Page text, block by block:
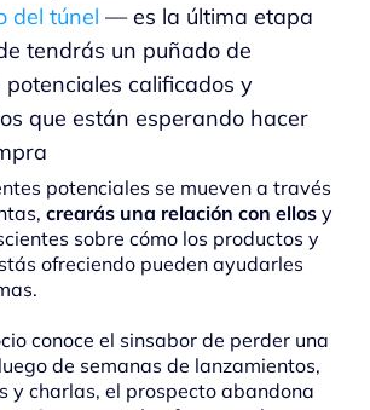
del túnel — es la última etapa
tendrás un puñado de
potenciales calificados y
que están esperando hacer
potenciales se mueven a través
crearás una relación con ellos y
sobre cómo los productos y
ofreciendo pueden ayudarles
conoce el sinsabor de perder una
de semanas de lanzamientos,
y charlas, el prospecto abandona